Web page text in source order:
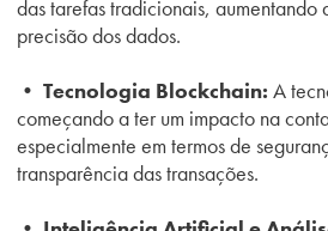
das tarefas tradicionais, aumentando
precisão dos dados.
• Tecnologia Blockchain: A
começando a ter um impacto na
especialmente em termos de
transparência das transações.